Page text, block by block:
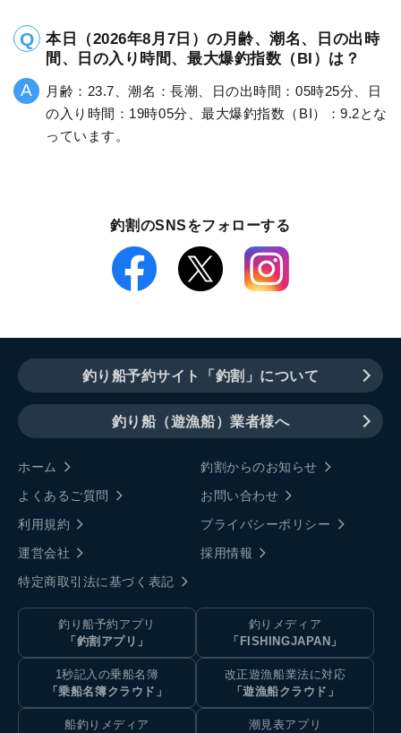
本日（2026年8月7日）の月齢、潮名、日の出時
間、日の入り時間、最大爆釣指数（BI）は？
月齢：23.7、潮名：長潮、日の出時間：05時25分、日
の入り時間：19時05分、最大爆釣指数（BI）：9.2とな
っています。
釣割のSNSをフォローする
釣り船予約サイト「釣割」について
釣り船（遊漁船）業者様へ
ホーム
釣割からのお知らせ
よくあるご質問
お問い合わせ
利用規約
プライバシーポリシー
運営会社
採用情報
特定商取引法に基づく表記
釣り船予約アプリ
「釣割アプリ」
釣りメディア
「FISHINGJAPAN」
1秒記入の乗船名簿
「乗船名簿クラウド」
改正遊漁船業法に対応
「遊漁船クラウド」
船釣りメディア
潮見表アプリ